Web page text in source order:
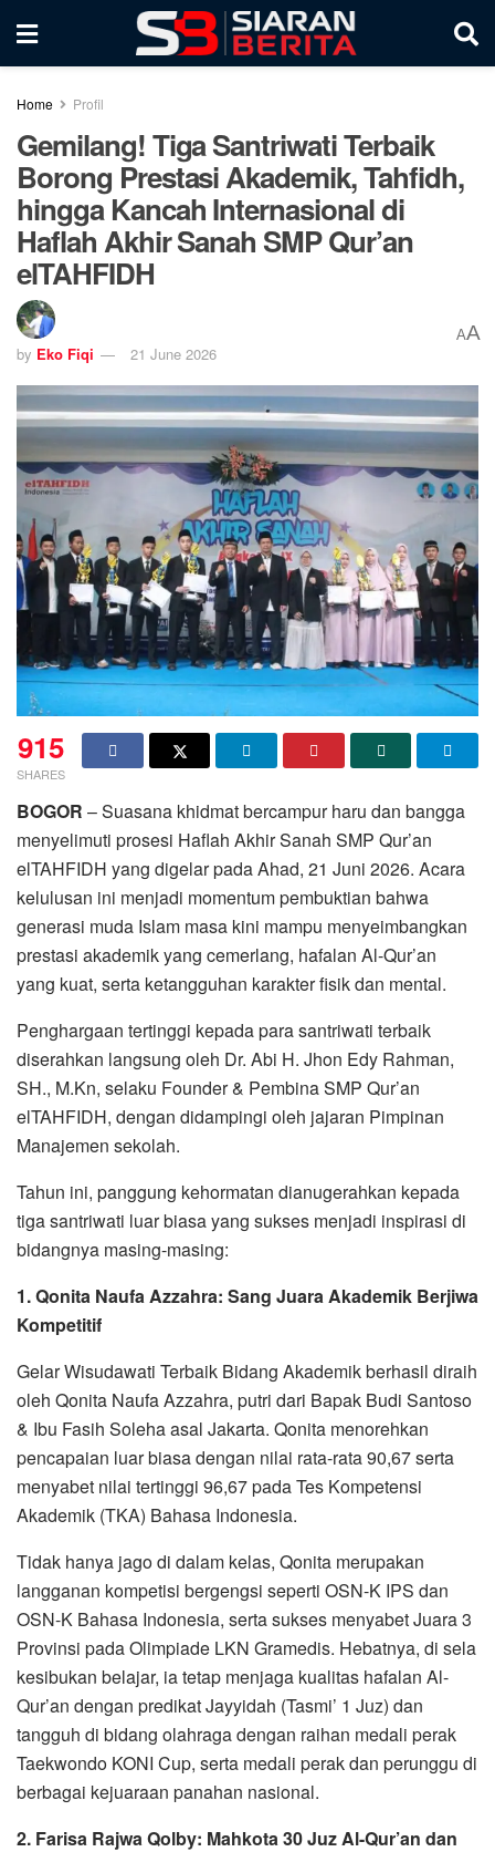
Home Profil
Gemilang! Tiga Santriwati Terbaik
Borong Prestasi Akademik, Tahfidh,
hingga Kancah Internasional di
Haflah Akhir Sanah SMP Qur’an
elTAHFIDH
by Eko Fiqi 21 June 2026
AA
915
SHARES
BOGOR – Suasana khidmat bercampur haru dan bangga
menyelimuti prosesi Haflah Akhir Sanah SMP Qur’an
elTAHFIDH yang digelar pada Ahad, 21 Juni 2026. Acara
kelulusan ini menjadi momentum pembuktian bahwa
generasi muda Islam masa kini mampu menyeimbangkan
prestasi akademik yang cemerlang, hafalan Al-Qur’an
yang kuat, serta ketangguhan karakter fisik dan mental.
Penghargaan tertinggi kepada para santriwati terbaik
diserahkan langsung oleh Dr. Abi H. Jhon Edy Rahman,
SH., M.Kn, selaku Founder & Pembina SMP Qur’an
elTAHFIDH, dengan didampingi oleh jajaran Pimpinan
Manajemen sekolah.
Tahun ini, panggung kehormatan dianugerahkan kepada
tiga santriwati luar biasa yang sukses menjadi inspirasi di
bidangnya masing-masing:
1. Qonita Naufa Azzahra: Sang Juara Akademik Berjiwa
Kompetitif
Gelar Wisudawati Terbaik Bidang Akademik berhasil diraih
oleh Qonita Naufa Azzahra, putri dari Bapak Budi Santoso
& Ibu Fasih Soleha asal Jakarta. Qonita menorehkan
pencapaian luar biasa dengan nilai rata-rata 90,67 serta
menyabet nilai tertinggi 96,67 pada Tes Kompetensi
Akademik (TKA) Bahasa Indonesia.
Tidak hanya jago di dalam kelas, Qonita merupakan
langganan kompetisi bergengsi seperti OSN-K IPS dan
OSN-K Bahasa Indonesia, serta sukses menyabet Juara 3
Provinsi pada Olimpiade LKN Gramedis. Hebatnya, di sela
kesibukan belajar, ia tetap menjaga kualitas hafalan Al-
Qur’an dengan predikat Jayyidah (Tasmi’ 1 Juz) dan
tangguh di bidang olahraga dengan raihan medali perak
Taekwondo KONI Cup, serta medali perak dan perunggu di
berbagai kejuaraan panahan nasional.
2. Farisa Rajwa Qolby: Mahkota 30 Juz Al-Qur’an dan